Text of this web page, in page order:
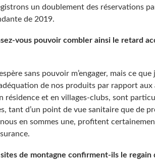
un doublement des réservations
de 2019.
vous pouvoir combler ainsi le retard
sans pouvoir m’engager, mais ce
de nos produits par rapport
résidence et en villages-clubs, sont
tant d’un point de vue sanitaire que de
en sommes une, profitent
sites de montagne confirment-ils le regain